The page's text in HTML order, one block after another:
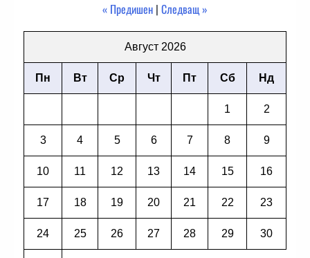
« Предишен | Следващ »
Август 2026
Пн Вт Ср Чт Пт Сб Нд
1 2
3 4 5 6 7 8 9
10 11 12 13 14 15 16
17 18 19 20 21 22 23
24 25 26 27 28 29 30